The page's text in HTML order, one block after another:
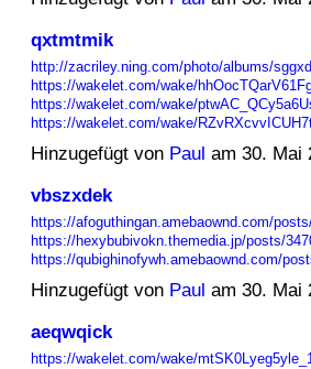
qxtmtmik
http://zacriley.ning.com/photo/albums/
https://wakelet.com/wake/
https://wakelet.com/wake/
https://wakelet.com/wake/
Hinzugefügt von Paul am 30. Mai
vbszxdek
https://afoguthingan.amebaownd.com/
https://hexybubivokn.themedia.jp/posts/
https://qubighinofywh.amebaownd.com/
Hinzugefügt von Paul am 30. Mai
aeqwqick
https://wakelet.com/wake/